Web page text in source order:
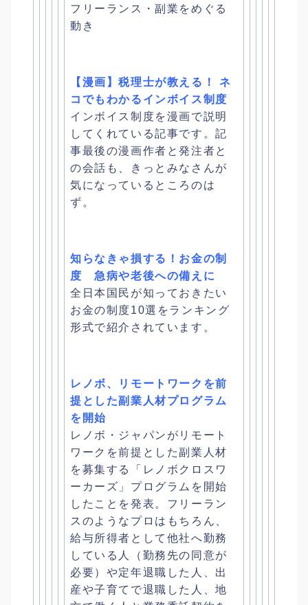
フリーランス・副業をめぐる
動き
【漫画】税理士が教える！ ネ
コでもわかるインボイス制度
インボイス制度を漫画で説明
してくれている記事です。記
事最後の漫画作者と発注者と
の会話も、
きっとみなさんが
気になっているところのは
ず。
知らなきゃ損する！お金の制
度 急病や老後への備えに
全日本国民が知っておきたい
お金の制度10選をランキング
形式で紹介されています。
レノボ、リモートワークを前
提とした副業人材プログラム
を開始
レノボ・ ジャパンがリモート
ワークを前提とした副業人材
を募集する「 レノボクロスワ
ーカーズ」プログラムを開始
したことを発表。 フリーラン
スのようなプロはもちろん、
給与所得者として他社へ勤務
している人（勤務先の同意が
必要） や定年退職した人、出
産や子育てで退職した人、地